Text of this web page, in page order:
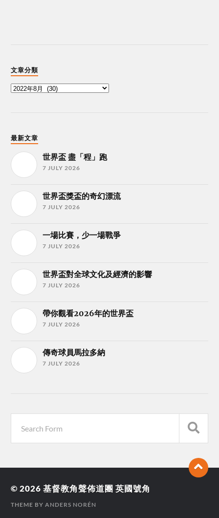
文章分類
最新文章
世界盃 盡「程」跑
7 JULY 2026
世界盃獎盃的奇幻漂流
7 JULY 2026
一場比賽，少一場戰爭
7 JULY 2026
世界盃對全球文化及經濟的影響
7 JULY 2026
帶你觀看2026年的世界盃
7 JULY 2026
傳奇球員馬拉多納
7 JULY 2026
© 2026基督教角聲佈道團 英國號角
THEME BYANDERS NORÉN